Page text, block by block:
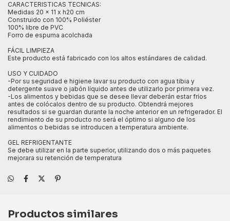
CARACTERISTICAS TECNICAS:
Medidas 20 x 11 x h20 cm
Construido con 100% Poliéster
100% libre de PVC
Forro de espuma acolchada
FÁCIL LIMPIEZA
Este producto está fabricado con los altos estándares de calidad.
USO Y CUIDADO
-Por su seguridad e higiene lavar su producto con agua tibia y
detergente suave o jabón líquido antes de utilizarlo por primera vez.
-Los alimentos y bebidas que se desee llevar deberán estar fríos
antes de colócalos dentro de su producto. Obtendrá mejores
resultados si se guardan durante la noche anterior en un refrigerador. El
rendimiento de su producto no será el óptimo si alguno de los
alimentos o bebidas se introducen a temperatura ambiente.
GEL REFRIGENTANTE
Se debe utilizar en la parte superior, utilizando dos o más paquetes
mejorara su retención de temperatura
Productos similares